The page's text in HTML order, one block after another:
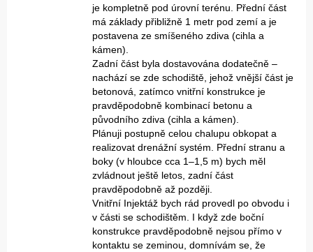
je kompletně pod úrovní terénu. Přední část
má základy přibližně 1 metr pod zemí a je
postavena ze smíšeného zdiva (cihla a
kámen).
Zadní část byla dostavována dodatečně –
nachází se zde schodiště, jehož vnější část je
betonová, zatímco vnitřní konstrukce je
pravděpodobně kombinací betonu a
původního zdiva (cihla a kámen).
Plánuji postupně celou chalupu obkopat a
realizovat drenážní systém. Přední stranu a
boky (v hloubce cca 1–1,5 m) bych měl
zvládnout ještě letos, zadní část
pravděpodobně až později.
Vnitřní Injektáž bych rád provedl po obvodu i
v části se schodištěm. I když zde boční
konstrukce pravděpodobně nejsou přímo v
kontaktu se zeminou, domnívám se, že